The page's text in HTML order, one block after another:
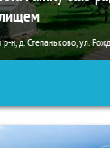
н, д. Степаньково, ул.